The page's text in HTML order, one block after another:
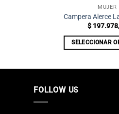
MUJER
Campera Alerce
$
SELECCIONAR
FOLLOW US